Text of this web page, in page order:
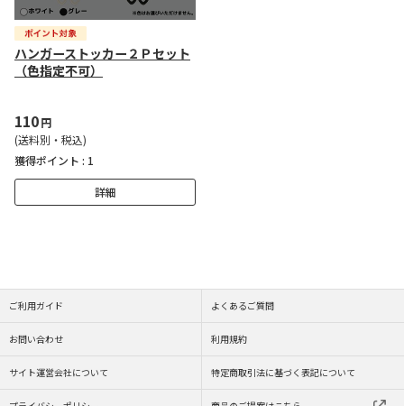
ハンガーストッカー２Ｐセット
（色指定不可）
110円
(送料別・税込)
獲得ポイント : 1
詳細
ご利用ガイド よくあるご質問
お問い合わせ 利用規約
サイト運営会社について 特定商取引法に基づく表記について